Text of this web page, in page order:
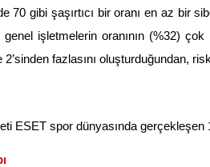
70 gibi şaşırtıcı bir oranı en az bir
genel işletmelerin oranının (%32)
2’sinden fazlasını oluşturduğundan,
ESET spor dünyasında gerçekleşen